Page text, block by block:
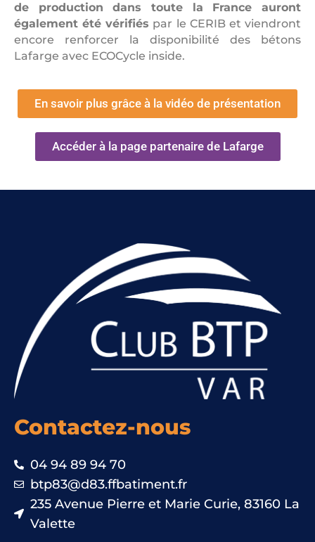
de production dans toute la France auront
également été vérifiés par le CERIB et viendront
encore renforcer la disponibilité des bétons
Lafarge avec ECOCycle inside.
En savoir plus grâce à la vidéo de présentation
Accéder à la page partenaire de Lafarge
Contactez-nous
04 94 89 94 70
btp83@d83.ffbatiment.fr
235 Avenue Pierre et Marie Curie, 83160 La
Valette